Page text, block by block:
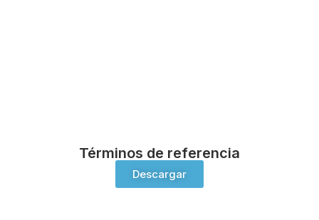
Términos de referencia
Descargar